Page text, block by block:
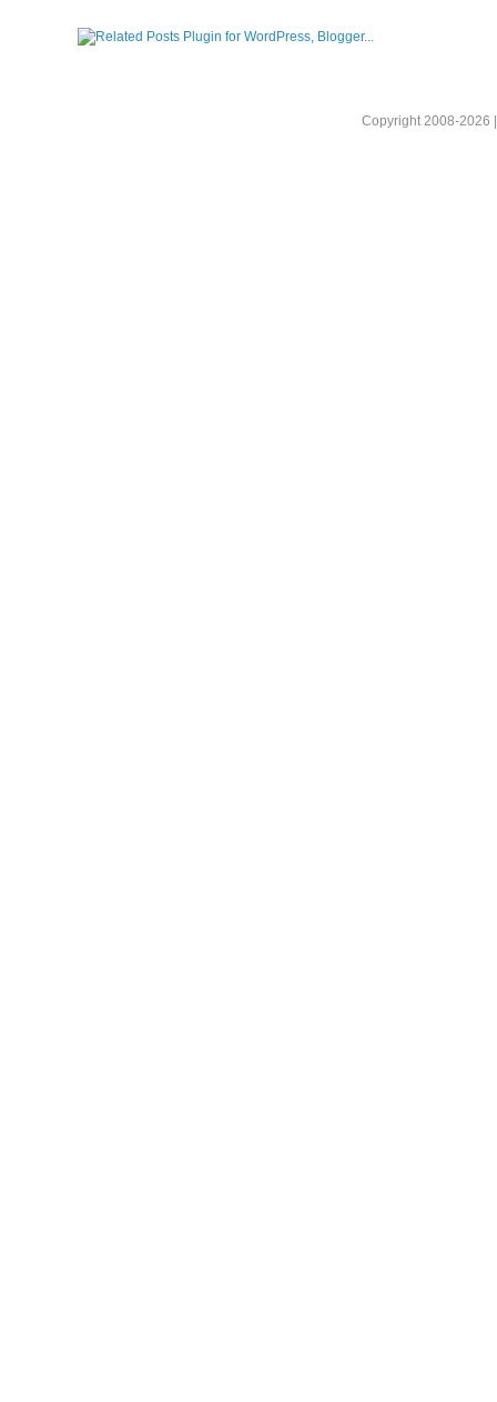
Copyright 2008-2026